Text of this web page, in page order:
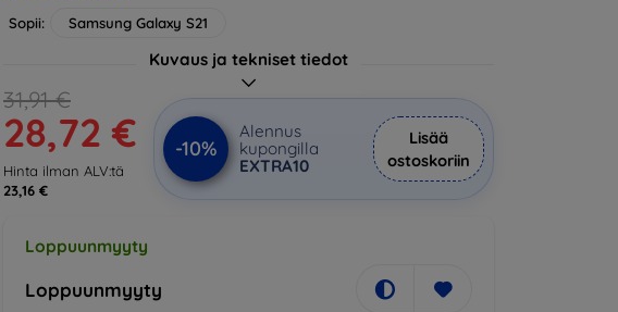
Sopii: Samsung Galaxy S21
Kuvaus ja tekniset tiedot
31,91 €
28,72 €
Hinta ilman ALV:tä
23,16 €
-10%
Alennus
kupongilla
EXTRA10
Lisää
ostoskoriin
Loppuunmyyty
Loppuunmyyty